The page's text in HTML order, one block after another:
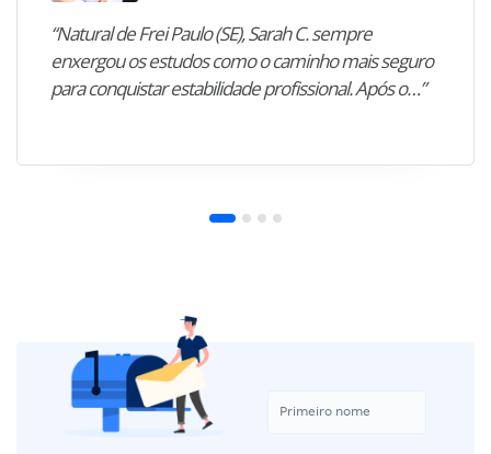
“Natural de Frei Paulo (SE), Sarah C. sempre
enxergou os estudos como o caminho mais seguro
para conquistar estabilidade profissional. Após o…”